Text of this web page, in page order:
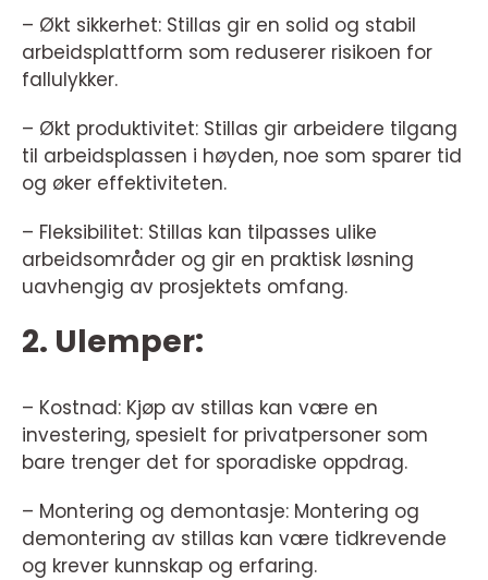
– Økt sikkerhet: Stillas gir en solid og stabil
arbeidsplattform som reduserer risikoen for
fallulykker.
– Økt produktivitet: Stillas gir arbeidere tilgang
til arbeidsplassen i høyden, noe som sparer tid
og øker effektiviteten.
– Fleksibilitet: Stillas kan tilpasses ulike
arbeidsområder og gir en praktisk løsning
uavhengig av prosjektets omfang.
2. Ulemper:
– Kostnad: Kjøp av stillas kan være en
investering, spesielt for privatpersoner som
bare trenger det for sporadiske oppdrag.
– Montering og demontasje: Montering og
demontering av stillas kan være tidkrevende
og krever kunnskap og erfaring.